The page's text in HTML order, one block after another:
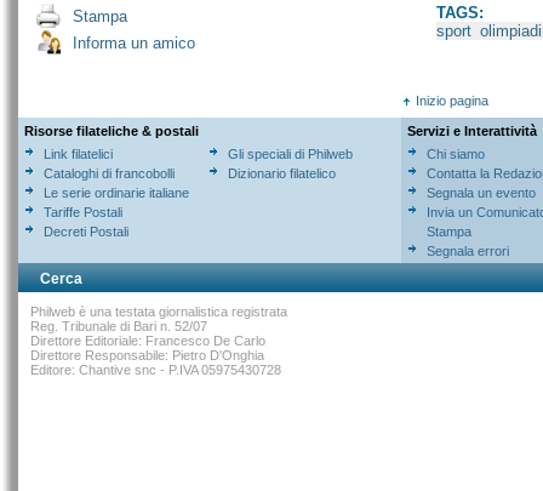
Stampa
Informa un amico
TAGS:
sport olimpiadi
Inizio pagina
Risorse filateliche & postali
Link filatelici
Cataloghi di francobolli
Le serie ordinarie italiane
Tariffe Postali
Decreti Postali
Gli speciali di Philweb
Dizionario filatelico
Servizi e Interattività
Chi siamo
Contatta la
Segnala un evento
Invia un
Stampa
Segnala errori
Cerca
Philweb è una testata giornalistica registrata
Reg. Tribunale di Bari n. 52/07
Direttore Editoriale: Francesco De Carlo
Direttore Responsabile: Pietro D'Onghia
Editore: Chantive snc - P.IVA 05975430728